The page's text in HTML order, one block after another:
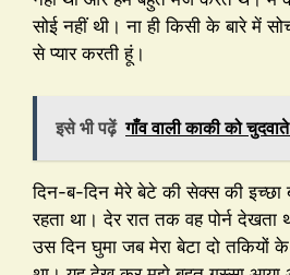
सोई नहीं थी। ना ही किसी के बारे में
से प्यार करती हूं।
इसे भी पढ़ें गाँव वाली काकी को
दिन-ब-दिन मेरे बेटे की सेक्स की इच्छा
रहता था। देर रात तक वह पोर्न देखता
उस दिन घुमा जब मेरा बेटा दो तकियों